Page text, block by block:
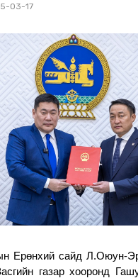
03-17
Ерөнхий сайд Л.Оюун-
газар хооронд